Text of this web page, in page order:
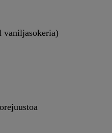
vaniljasokeria)